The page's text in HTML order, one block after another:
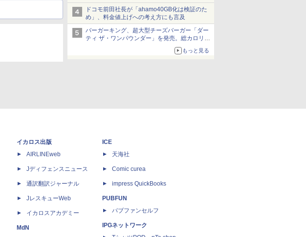
ドコモ前田社長が「ahamo40GB化は検証のた
め」、料金値上げへの考え方にも言及
バーガーキング、超大型チーズバーガー「ダー
ティ ザ・ワンパウンダー」を発売。総カロリー
もっと見る
イカロス出版
AIRLINEweb
Jディフェンスニュース
通訳翻訳ジャーナル
JレスキューWeb
イカロスアカデミー
MdN
ICE
天海社
Comic curea
impress QuickBooks
PUBFUN
パブファンセルフ
IPGネットワーク